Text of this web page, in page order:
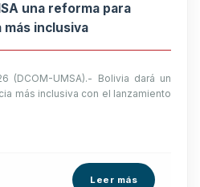
una reforma para
inclusiva
(DCOM-UMSA).- Bolivia dará un
más inclusiva con el lanzamiento
Leer más